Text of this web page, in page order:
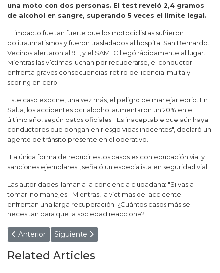
una moto con dos personas. El test reveló 2,4 gramos
de alcohol en sangre, superando 5 veces el límite legal.
El impacto fue tan fuerte que los motociclistas sufrieron
politraumatismos y fueron trasladados al hospital San Bernardo.
Vecinos alertaron al 911, y el SAMEC llegó rápidamente al lugar.
Mientras las víctimas luchan por recuperarse, el conductor
enfrenta graves consecuencias: retiro de licencia, multa y
scoring en cero.
Este caso expone, una vez más, el peligro de manejar ebrio. En
Salta, los accidentes por alcohol aumentaron un 20% en el
último año, según datos oficiales. "Es inaceptable que aún haya
conductores que pongan en riesgo vidas inocentes", declaró un
agente de tránsito presente en el operativo.
"La única forma de reducir estos casos es con educación vial y
sanciones ejemplares", señaló un especialista en seguridad vial.
Las autoridades llaman a la conciencia ciudadana: "Si vas a
tomar, no manejes". Mientras, la víctimas del accidente
enfrentan una larga recuperación. ¿Cuántos casos más se
necesitan para que la sociedad reaccione?
Artículo anterior: Como si nada: Vendían droga en un
Anterior Artículo siguiente: Veteranos de Malvinas
Siguiente
Related Articles